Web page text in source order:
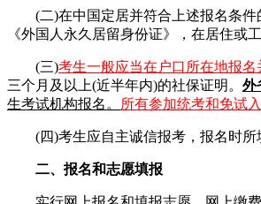
(二)在中国定居并符合上述报名条
《外国人永久居留身份证》，在居住或
(三)考生一般应当在户口所在地报名
三个月及以上(近半年内)的社保证明。 外
生考试机构报名。 所有参加统考和免试
(四)考生应自主诚信报考，报名时
二、报名和志愿填报